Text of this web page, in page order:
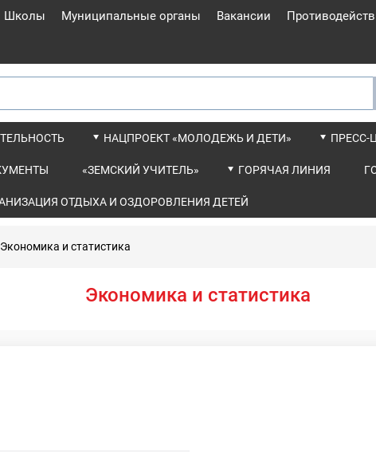
Школы Муниципальные органы Вакансии
НАЦПРОЕКТ «МОЛОДЕЖЬ И ДЕТИ» ПРЕСС-
«ЗЕМСКИЙ УЧИТЕЛЬ» ГОРЯЧАЯ ЛИНИЯ
ОТДЫХА И ОЗДОРОВЛЕНИЯ ДЕТЕЙ
Экономика и статистика
Экономика и статистика